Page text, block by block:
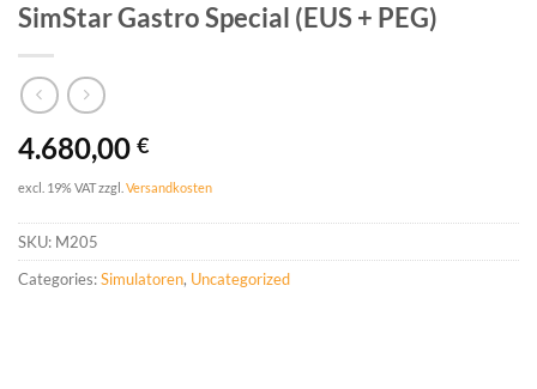
SimStar Gastro Special (EUS + PEG)
4.680,00 €
excl. 19% VATzzgl. Versandkosten
SKU: M205
Categories:Simulatoren, Uncategorized